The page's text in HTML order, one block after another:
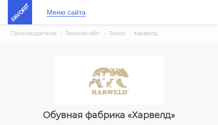
FAVORIT Меню сайта
Производители › Томская обл. › Томск › Харвелд
Обувная фабрика «Харвелд»